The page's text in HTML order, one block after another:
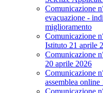
Comunicazione
evacuazione -
miglioramento
Comunicazione
Istituto 21 aprile
Comunicazione
20 aprile 2026
Comunicazione
assemblea